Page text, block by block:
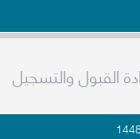
القبول والتسجيل